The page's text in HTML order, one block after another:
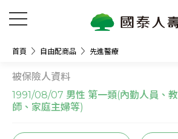
首頁 自由配商品 先進醫療
被保險人資料
1991/08/07 男性 第一類(內勤人員、教
師、家庭主婦等)